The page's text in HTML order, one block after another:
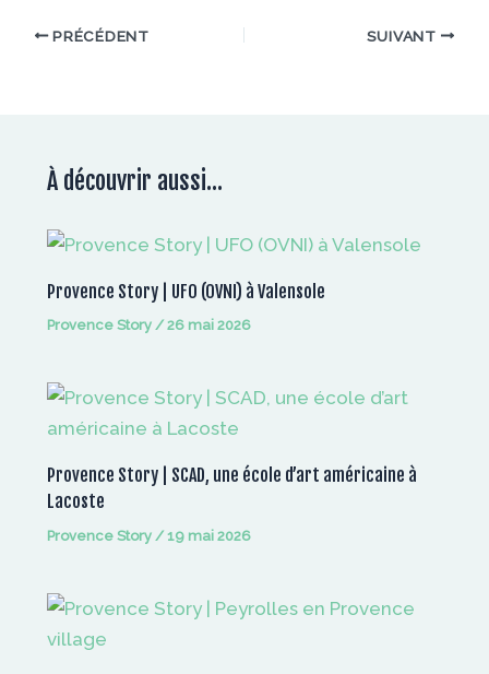
PRÉCÉDENT SUIVANT
À découvrir aussi...
Provence Story | UFO (OVNI) à Valensole
Provence Story/26 mai 2026
Provence Story | SCAD, une école d’art américaine à
Lacoste
Provence Story/19 mai 2026